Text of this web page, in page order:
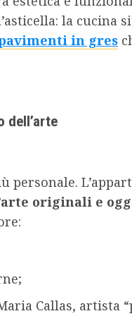
la cucina
in gres
dell’arte
personale.
originali e
Callas, artista